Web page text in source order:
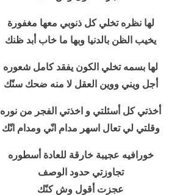
لها نظره تخلي كل ذنوبي معها مغفورة
يخيب الظن بالدنيا وبها ما خاب أبد ظنك
لها بسمه تخلي الكون يفقد كامل شعوره
أجل ويني ووين العقل لا منه ضحك سنّك
أخذتي كل أسئلتي و اخذتي الفجر من نوره
وقلتي لي تعال اسهر مدام انّي ومدام انّك
خورافيه عجيبة خارقة للعادة أسطوره
تجاوزتي حدود الوصف
عجزت أقول وش كنّك